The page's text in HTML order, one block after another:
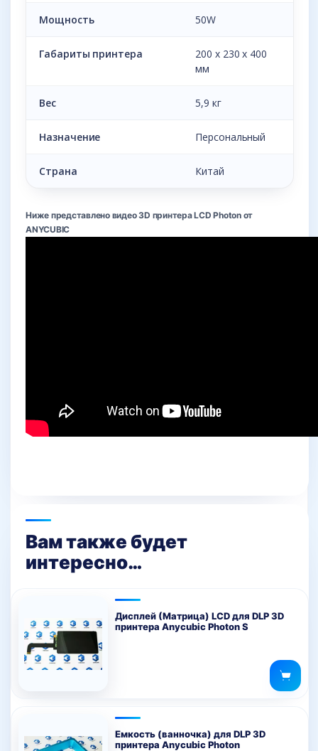
Мощность 50W
Габариты принтера
200 х 230 х 400
мм
Вес 5,9 кг
Назначение Персональный
Страна Китай
Ниже представлено видео 3D принтера LCD Photon от
ANYCUBIC
Вам также будет
интересно…
Дисплей (Матрица) LCD для DLP 3D
принтера Anycubic Photon S
Емкость (ванночка) для DLP 3D
принтера Anycubic Photon